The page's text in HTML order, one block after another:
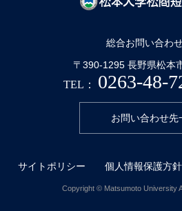
総合お問い合わ
〒390-1295 長野県松本
TEL： 0263-48-
お問い合わせ先
サイトポリシー 個人情報保護方針
Copyright © Matsumoto University